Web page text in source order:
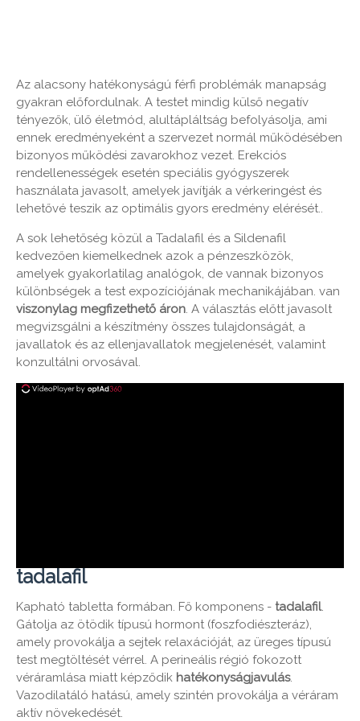
Az alacsony hatékonyságú férfi problémák manapság
gyakran előfordulnak. A testet mindig külső negatív
tényezők, ülő életmód, alultápláltság befolyásolja, ami
ennek eredményeként a szervezet normál működésében
bizonyos működési zavarokhoz vezet. Erekciós
rendellenességek esetén speciális gyógyszerek
használata javasolt, amelyek javítják a vérkeringést és
lehetővé teszik az optimális gyors eredmény elérését..
A sok lehetőség közül a Tadalafil és a Sildenafil
kedvezően kiemelkednek azok a pénzeszközök,
amelyek gyakorlatilag analógok, de vannak bizonyos
különbségek a test expozíciójának mechanikájában. van
viszonylag megfizethető áron. A választás előtt javasolt
megvizsgálni a készítmény összes tulajdonságát, a
javallatok és az ellenjavallatok megjelenését, valamint
konzultálni orvosával.
tadalafil
Kapható tabletta formában. Fő komponens - tadalafil.
Gátolja az ötödik típusú hormont (foszfodiészteráz),
amely provokálja a sejtek relaxációját, az üreges típusú
test megtöltését vérrel. A perineális régió fokozott
véráramlása miatt képződik hatékonyságjavulás.
Vazodilatáló hatású, amely szintén provokálja a véráram
aktív növekedését.